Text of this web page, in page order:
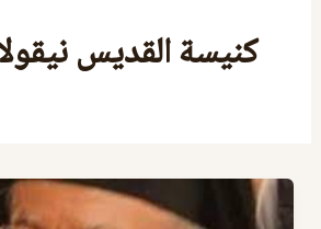
كنيسة القديس